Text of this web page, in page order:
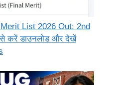
List 2026 Out: 2nd
से करें डाउनलोड और देखें